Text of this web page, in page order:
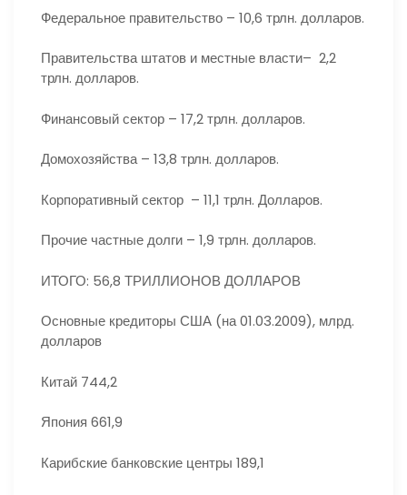
Федеральное правительство – 10,6 трлн. долларов.
Правительства штатов и местные власти– 2,2
трлн. долларов.
Финансовый сектор – 17,2 трлн. долларов.
Домохозяйства – 13,8 трлн. долларов.
Корпоративный сектор – 11,1 трлн. Долларов.
Прочие частные долги – 1,9 трлн. долларов.
ИТОГО: 56,8 ТРИЛЛИОНОВ ДОЛЛАРОВ
Основные кредиторы США (на 01.03.2009), млрд.
долларов
Китай 744,2
Япония 661,9
Карибские банковские центры 189,1